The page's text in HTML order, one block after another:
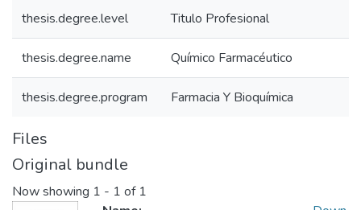
thesis.degree.level Titulo Profesional
thesis.degree.name Químico Farmacéutico
thesis.degree.program Farmacia Y Bioquímica
Files
Original bundle
Now showing 1 - 1 of 1